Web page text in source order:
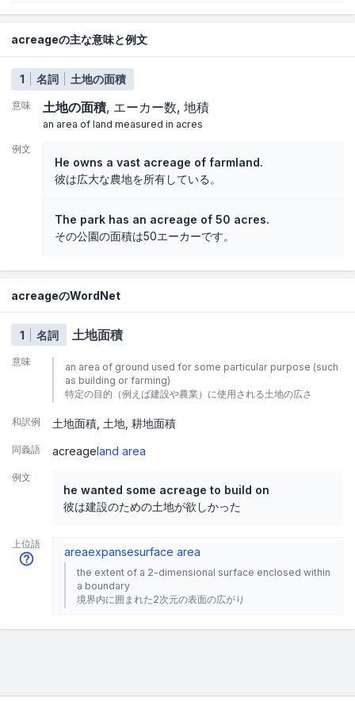
acreageの主な意味と例文
1 名詞 土地の面積
意味 土地の面積 エーカー数 地積
an area of land measured in acres
例文
He owns a vast acreage of farmland.
彼は広大な農地を所有している。
The park has an acreage of 50 acres.
その公園の面積は50エーカーです。
acreageのWordNet
1 名詞 土地面積
意味
an area of ground used for some particular purpose (such
as building or farming)
特定の目的（例えば建設や農業）に使用される土地の広さ
和訳例 土地面積 土地 耕地面積
同義語 acreageland area
例文
he wanted some acreage to build on
彼は建設のための土地が欲しかった
上位語
areaexpansesurface area
the extent of a 2-dimensional surface enclosed within
a boundary
境界内に囲まれた2次元の表面の広がり